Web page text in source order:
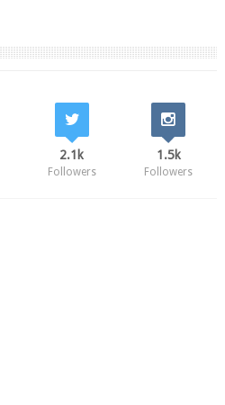
2.1k
Followers
1.5k
Followers